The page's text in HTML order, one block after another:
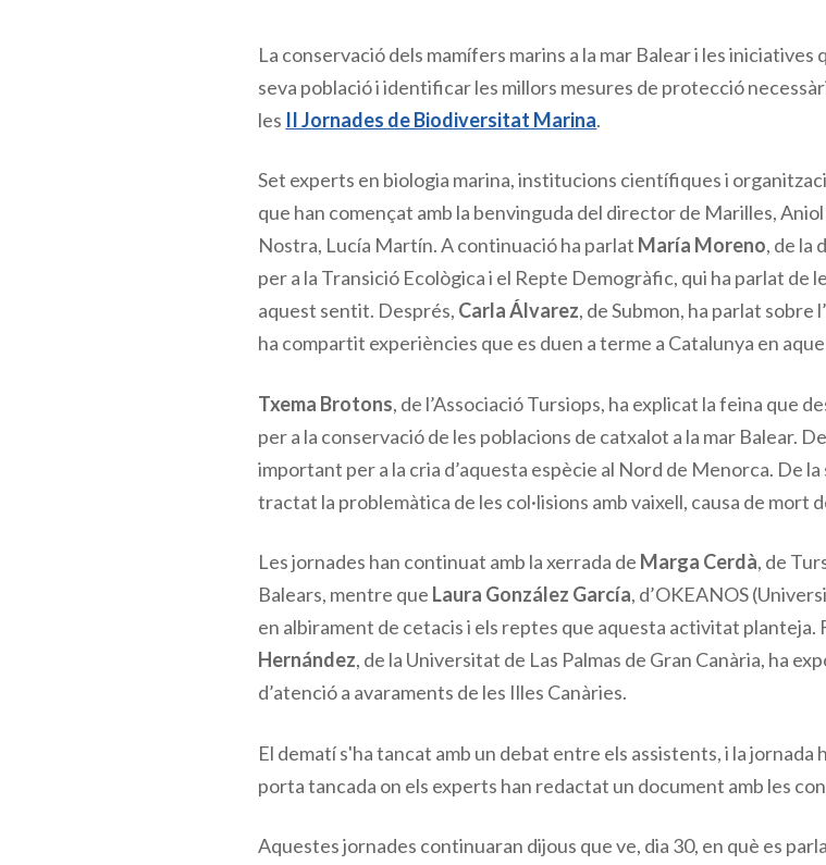
La conservació dels mamífers marins a la mar Balear i les
seva població i identificar les millors mesures de protecció
les II Jornades de Biodiversitat Marina.
Set experts en biologia marina, institucions científiques i
que han començat amb la benvinguda del director de Marilles,
Nostra, Lucía Martín. A continuació ha parlat María Moreno, de la
per a la Transició Ecològica i el Repte Demogràfic, qui ha parlat de
aquest sentit. Després, Carla Álvarez, de Submon, ha parlat sobre
ha compartit experiències que es duen a terme a Catalunya en
Txema Brotons, de l’Associació Tursiops, ha explicat la feina que
per a la conservació de les poblacions de catxalot a la mar Balear.
important per a la cria d’aquesta espècie al Nord de Menorca. De la
tractat la problemàtica de les col·lisions amb vaixell, causa de mort
Les jornades han continuat amb la xerrada de Marga Cerdà, de
Balears, mentre que Laura González García, d’OKEANOS
en albirament de cetacis i els reptes que aquesta activitat planteja.
Hernández, de la Universitat de Las Palmas de Gran Canària, ha
d’atenció a avaraments de les Illes Canàries.
El dematí s'ha tancat amb un debat entre els assistents, i la jornada
porta tancada on els experts han redactat un document amb les
Aquestes jornades continuaran dijous que ve, dia 30, en què es